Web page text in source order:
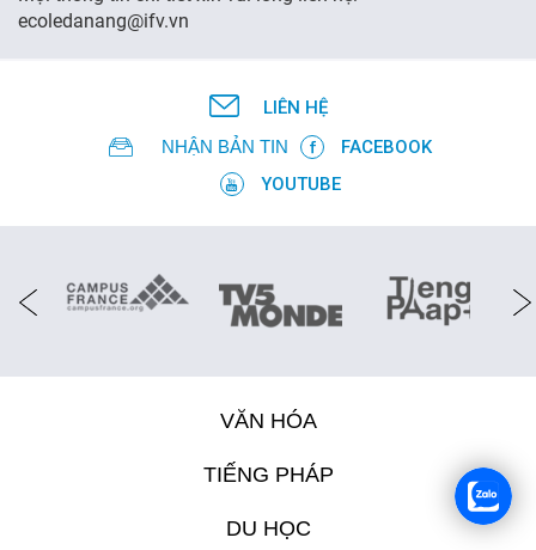
ecoledanang@ifv.vn
LIÊN HỆ
NHẬN BẢN TIN
FACEBOOK
YOUTUBE
VĂN HÓA
TIẾNG PHÁP
DU HỌC